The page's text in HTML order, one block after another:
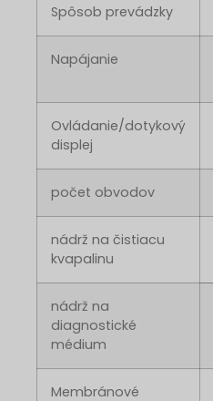
Spôsob prevádzky
Napájanie
Ovládanie/dotykový
displej
počet obvodov
nádrž na čistiacu
kvapalinu
nádrž na
diagnostické
médium
Membránové